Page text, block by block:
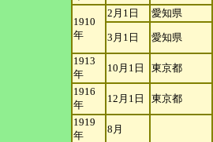
1910
年
2月1日 愛知県
3月1日 愛知県
1913
年
10月1日 東京都
1916
年
12月1日 東京都
1919
年
8月